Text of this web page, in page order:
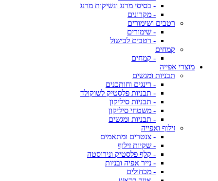
- בסיסי מרנג ונשיקות מרנג
- מקרונים
רטבים ושימורים
- שימורים
- רטבים לבישול
קמחים
- קמחים
מוצרי אפייה
תבניות ומגשים
- רינגים וחותכנים
- תבניות פלסטיק לשוקולד
- תבניות סיליקון
- משטחי סיליקון
- תבניות ומגשים
זילוף ואפייה
- צנטרים ומתאמים
- שקיות זילוף
- קלף פלסטיק ונירוסטה
- נייר אפיה ובניות
- מכחולים